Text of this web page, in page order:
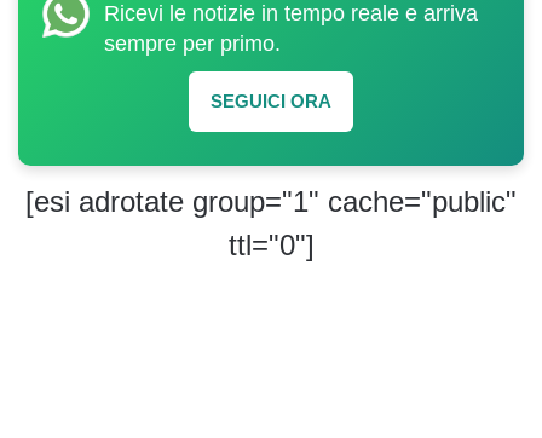
Ricevi le notizie in tempo reale e arriva
sempre per primo.
SEGUICI ORA
[esi adrotate group="1" cache="public"
ttl="0"]